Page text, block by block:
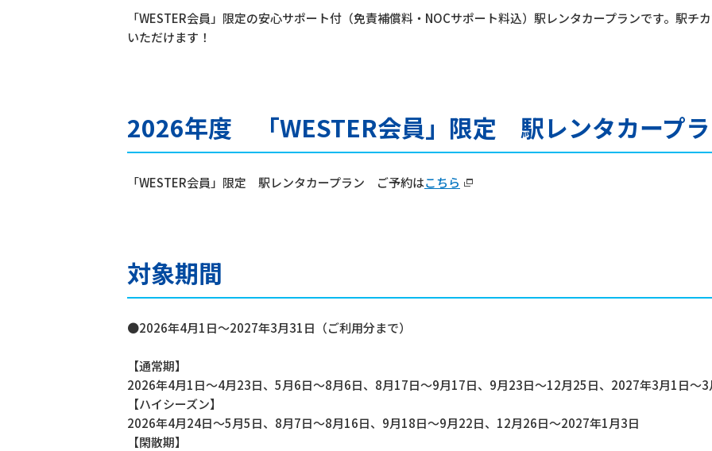
「WESTER会員」限定の安心サポート付（免責補償料・NOCサポート料込）駅レンタカープランです。駅チ
いただけます！
2026年度 「WESTER会員」限定 駅レンタカープ
「WESTER会員」限定 駅レンタカープラン ご予約はこちら
対象期間
●2026年4月1日～2027年3月31日（ご利用分まで）
【通常期】
2026年4月1日～4月23日、5月6日～8月6日、8月17日～9月17日、9月23日～12月25日、2027年3月1日～3
【ハイシーズン】
2026年4月24日～5月5日、8月7日～8月16日、9月18日～9月22日、12月26日～2027年1月3日
【閑散期】